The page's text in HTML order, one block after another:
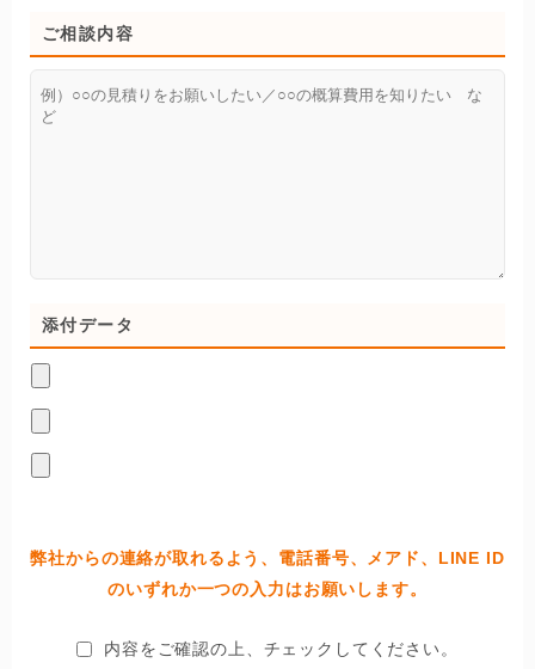
ご相談内容
添付データ
弊社からの連絡が取れるよう、電話番号、メアド、LINE ID
のいずれか一つの入力はお願いします。
内容をご確認の上、チェックしてください。